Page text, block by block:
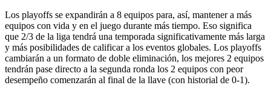
Los playoffs se expandirán a 8 equipos para, así, mantener a más
equipos con vida y en el juego durante más tiempo. Eso significa
que 2/3 de la liga tendrá una temporada significativamente más larga
y más posibilidades de calificar a los eventos globales. Los playoffs
cambiarán a un formato de doble eliminación, los mejores 2 equipos
tendrán pase directo a la segunda ronda los 2 equipos con peor
desempeño comenzarán al final de la llave (con historial de 0-1).